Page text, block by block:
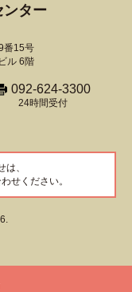
ンター
番15号
ル 6階
092-624-3300
24時間受付
、
せください。